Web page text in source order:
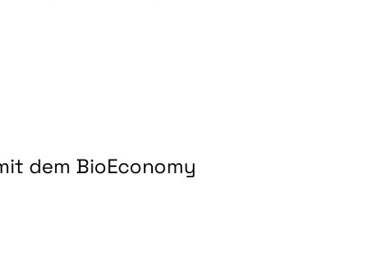
dem BioEconomy